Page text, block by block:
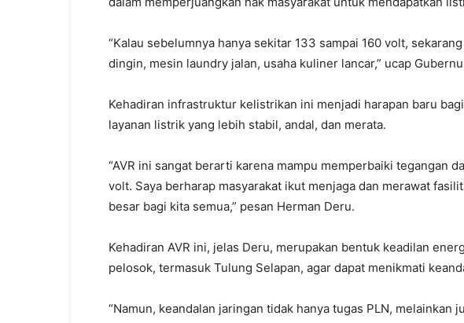
“Kalau sebelumnya hanya sekitar 133 sampai 160 volt,
dingin, mesin laundry jalan, usaha kuliner lancar,” ucap
Kehadiran infrastruktur kelistrikan ini menjadi harapan baru
layanan listrik yang lebih stabil, andal, dan merata.
“AVR ini sangat berarti karena mampu memperbaiki tegangan
volt. Saya berharap masyarakat ikut menjaga dan merawat
besar bagi kita semua,” pesan Herman Deru.
Kehadiran AVR ini, jelas Deru, merupakan bentuk keadilan
pelosok, termasuk Tulung Selapan, agar dapat menikmati
“Namun, keandalan jaringan tidak hanya tugas PLN, melainkan